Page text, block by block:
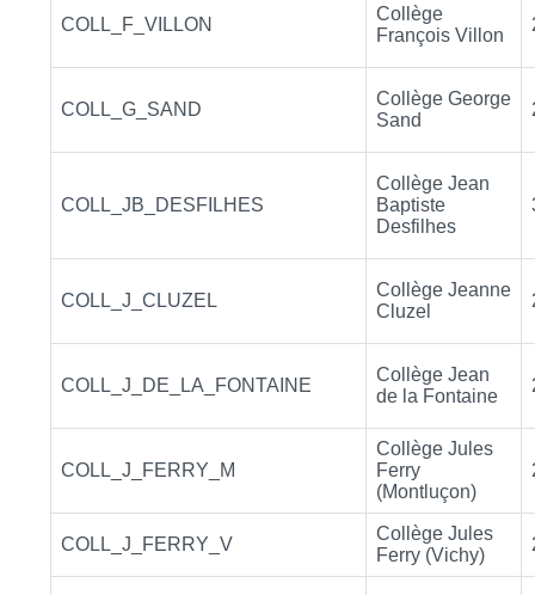
COLL_F_VILLON
Collège
François Villon
COLL_G_SAND
Collège George
Sand
COLL_JB_DESFILHES
Collège Jean
Baptiste
Desfilhes
COLL_J_CLUZEL
Collège Jeanne
Cluzel
COLL_J_DE_LA_FONTAINE
Collège Jean
de la Fontaine
COLL_J_FERRY_M
Collège Jules
Ferry
(Montluçon)
COLL_J_FERRY_V
Collège Jules
Ferry (Vichy)